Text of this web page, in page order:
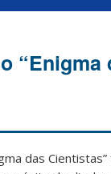
“Enigma
das Cientistas”